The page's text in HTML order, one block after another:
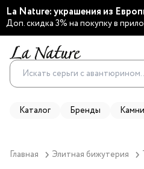
La Nature: украшения из
Доп. скидка 3% на покупку в
Каталог Бренды
Главная Элитная бижутерия